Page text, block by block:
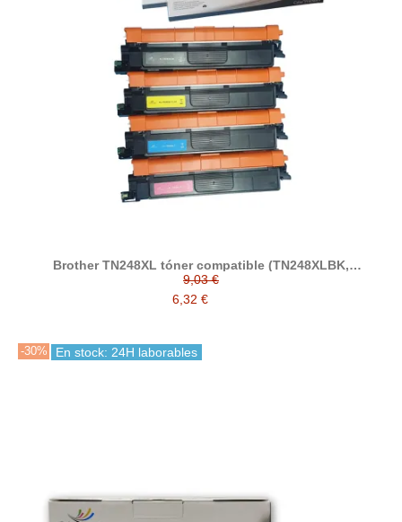
Brother TN248XL tóner compatible (TN248XLBK,
TN248XLC, TN248XLM, TN248XLY)
9,03 €
6,32 €
-30% En stock: 24H laborables